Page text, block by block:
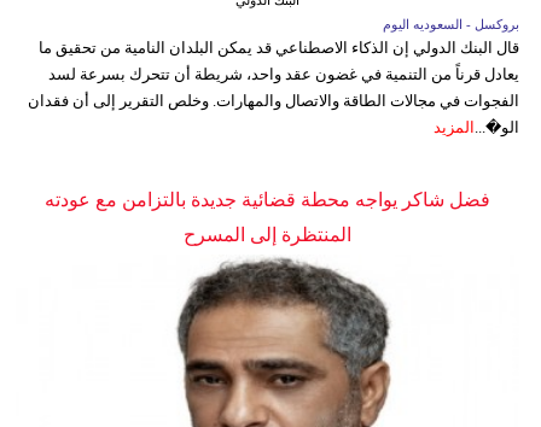
بروكسل - السعوديه اليوم
قال البنك الدولي إن الذكاء الاصطناعي قد يمكن البلدان النامية من تحقيق ما
يعادل قرناً من التنمية في غضون عقد واحد، شريطة أن تتحرك بسرعة لسد
الفجوات في مجالات الطاقة والاتصال والمهارات. وخلص التقرير إلى أن فقدان
الو�... المزيد
فضل شاكر يواجه محطة قضائية جديدة بالتزامن مع عودته
المنتظرة إلى المسرح